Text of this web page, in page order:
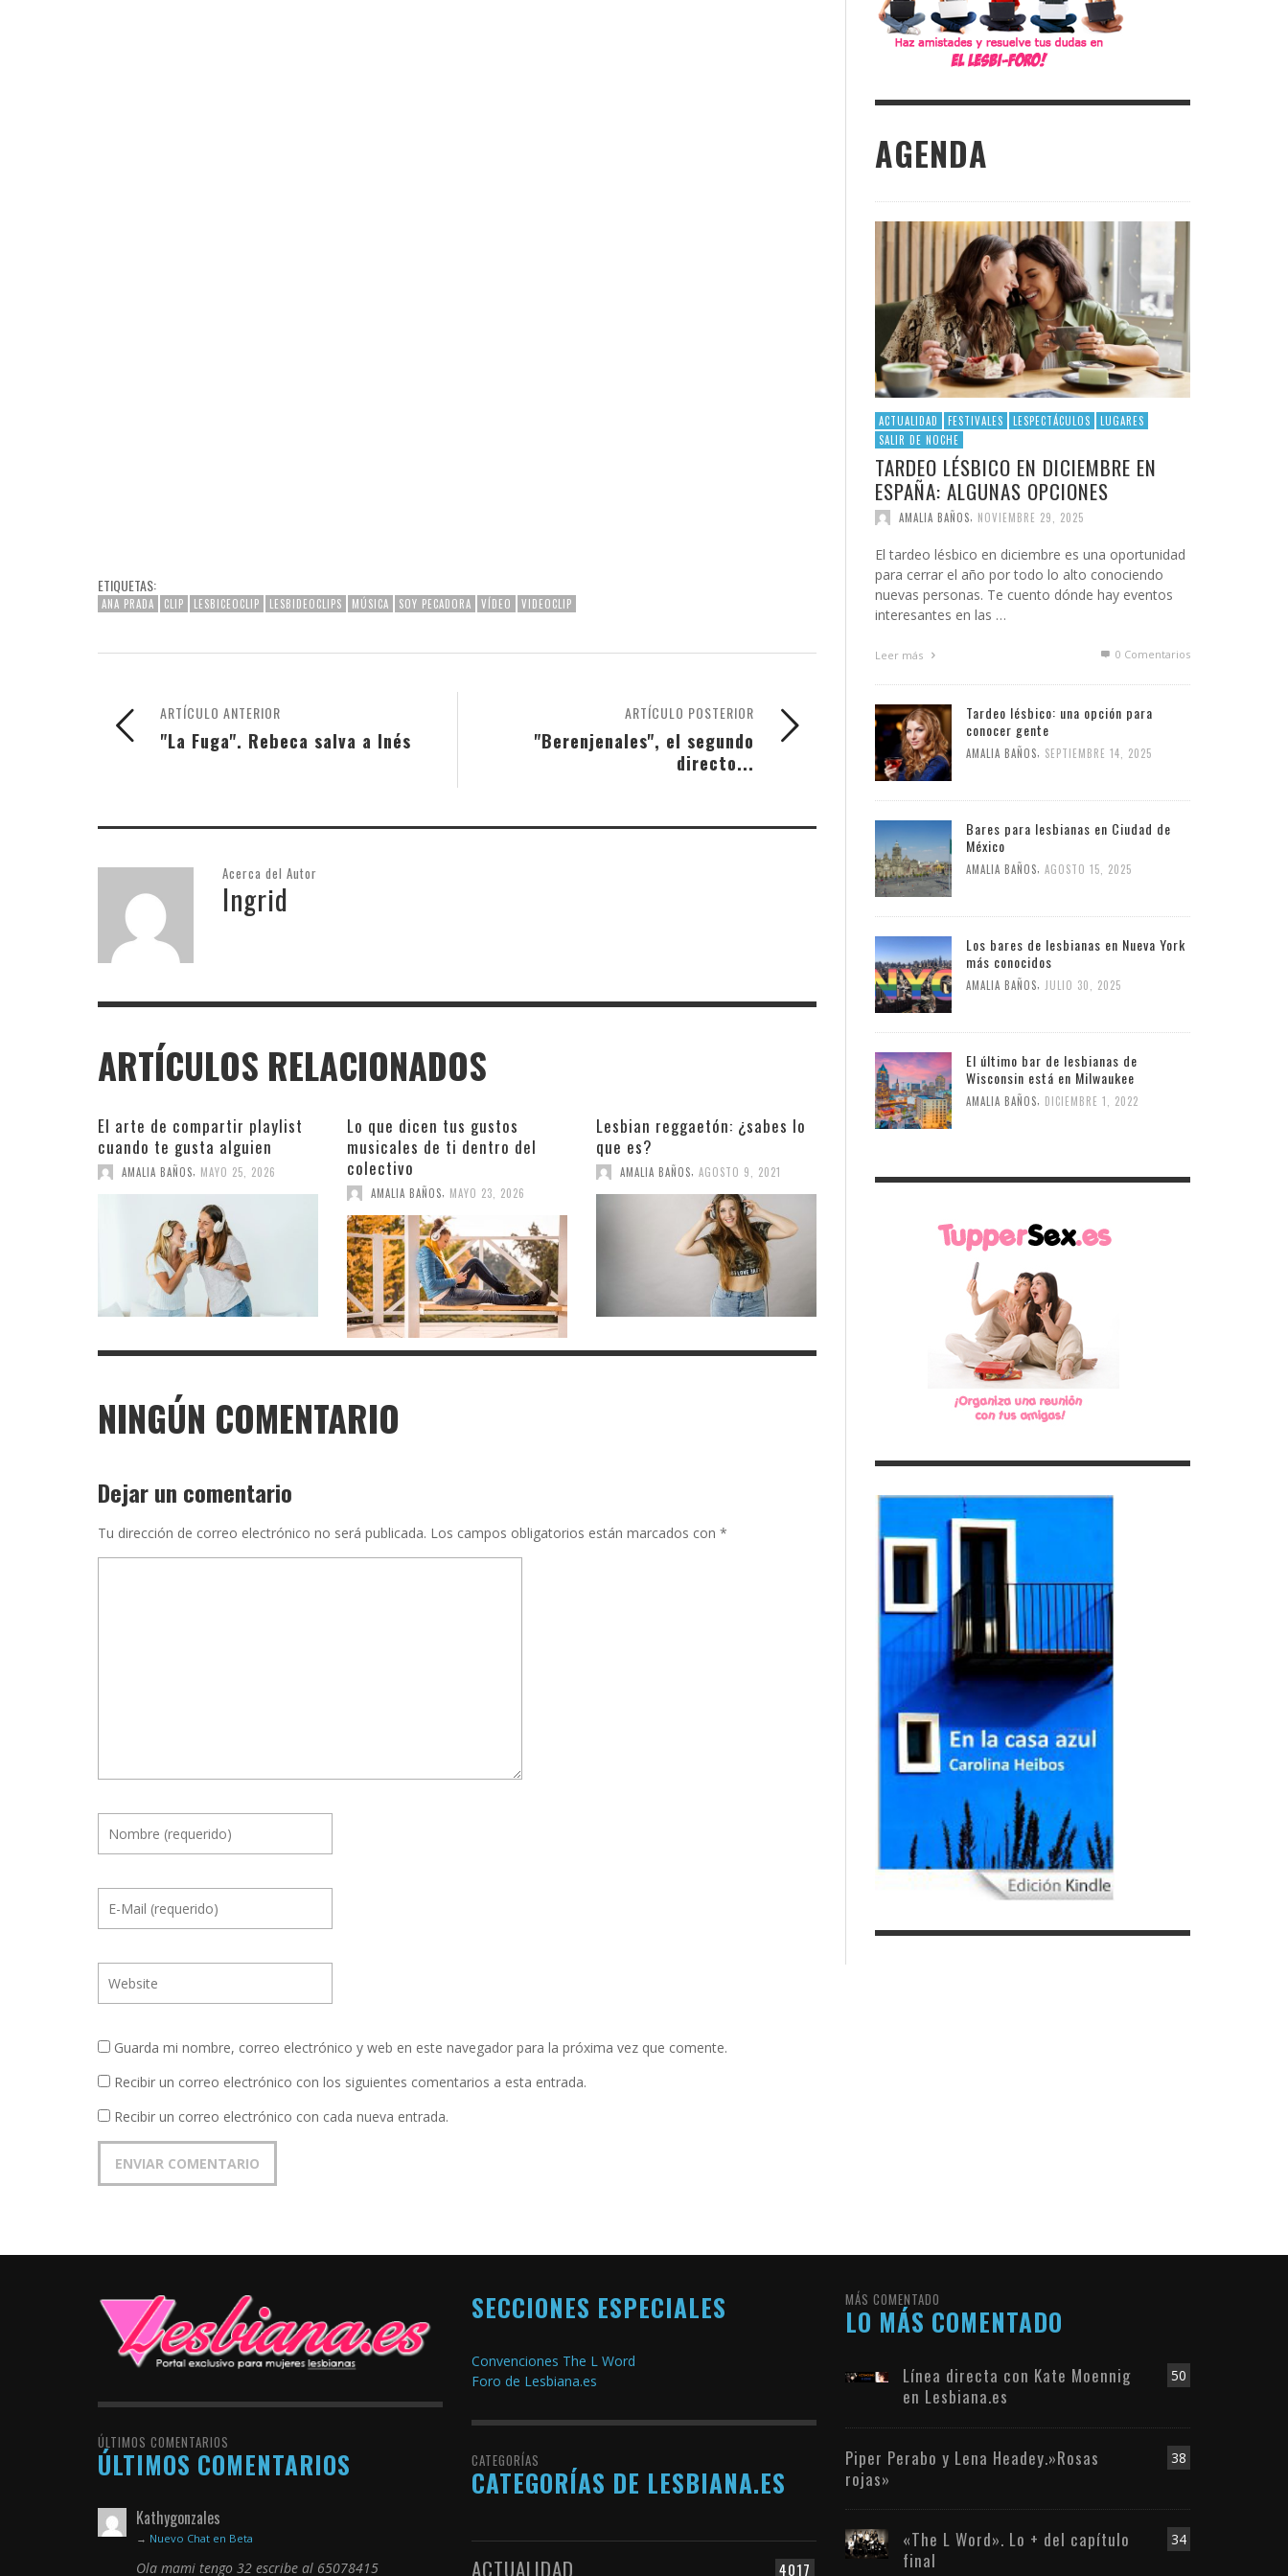
ETIQUETAS:
ANA PRADA CLIP LESBICEOCLIP LESBIDEOCLIPS MÚSICA SOY PECADORA VÍDEO VIDEOCLIP
ARTÍCULO POSTERIOR
"Berenjenales", el segundo
directo...
ARTÍCULO ANTERIOR
"La Fuga". Rebeca salva a Inés
Acerca del Autor
Ingrid
ARTÍCULOS RELACIONADOS
El arte de compartir playlist
cuando te gusta alguien
AMALIA BAÑOS MAYO 25, 2026
Lo que dicen tus gustos
musicales de ti dentro del
colectivo
AMALIA BAÑOS MAYO 23, 2026
Lesbian reggaetón: ¿sabes lo
que es?
AMALIA BAÑOS AGOSTO 9, 2021
NINGÚN COMENTARIO
Dejar un comentario
Tu dirección de correo electrónico no será publicada. Los campos obligatorios están marcados con *
Guarda mi nombre, correo electrónico y web en este navegador para la próxima vez que comente.
Recibir un correo electrónico con los siguientes comentarios a esta entrada.
Recibir un correo electrónico con cada nueva entrada.
AGENDA
ACTUALIDAD FESTIVALES LESPECTÁCULOS
LUGARES
SALIR DE NOCHE
TARDEO LÉSBICO EN DICIEMBRE EN
ESPAÑA: ALGUNAS OPCIONES
AMALIA BAÑOS, NOVIEMBRE 29, 2025
El tardeo lésbico en diciembre es una oportunidad
para cerrar el año por todo lo alto conociendo
nuevas personas. Te cuento dónde hay eventos
interesantes en las …
Leer más 0 Comentarios
Tardeo lésbico: una opción para
conocer gente
AMALIA BAÑOS SEPTIEMBRE 14, 2025
Bares para lesbianas en Ciudad de
México
AMALIA BAÑOS AGOSTO 15, 2025
Los bares de lesbianas en Nueva York
más conocidos
AMALIA BAÑOS JULIO 30, 2025
El último bar de lesbianas de
Wisconsin está en Milwaukee
AMALIA BAÑOS DICIEMBRE 1, 2022
ÚLTIMOS COMENTARIOS
ÚLTIMOS COMENTARIOS
Kathygonzales
→ Nuevo Chat en Beta
Ola mami tengo 32 escribe al 65078415
SECCIONES ESPECIALES
Convenciones The L Word
Foro de Lesbiana.es
CATEGORÍAS
CATEGORÍAS DE LESBIANA.ES
4017
ACTUALIDAD
MÁS COMENTADO
LO MÁS COMENTADO
50
Línea directa con Kate Moennig
en Lesbiana.es
38
Piper Perabo y Lena Headey.»Rosas
rojas»
34
«The L Word». Lo + del capítulo
final